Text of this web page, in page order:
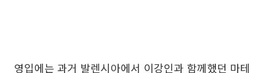
영입에는 과거 발렌시아에서 이강인과 함께했던 마테